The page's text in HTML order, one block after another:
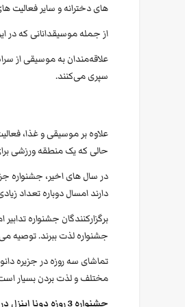
های دخترانه و سایر
از جمله موسیقدانانی که در
علاقه‌مندان به موسیقی از
سپری می‌کنند.
علاوه بر موسیقی و غذا،
حالی که یک منطقه ورزشی
در سال های اخیر، جشنواره
دارند امسال دوباره تعداد
برگزارکنندگان جشنواره
جشنواره لذت ببرند. توصیه
تماشای سه روزه در جزیره
مختلف و لذت بردن بسیار
جشنواره 3 روزه دونا اینزل در وین اتریش